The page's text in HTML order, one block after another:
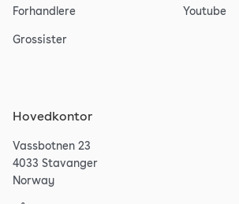
Forhandlere
Grossister
Youtube
Hovedkontor
Vassbotnen 23
4033 Stavanger
Norway